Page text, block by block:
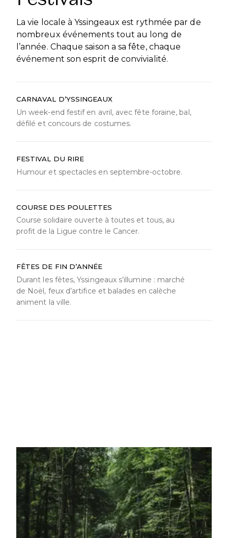
La vie locale à Yssingeaux est rythmée par de
nombreux événements tout au long de
l’année. Chaque saison a sa fête, chaque
événement son esprit de convivialité.
CARNAVAL D’YSSINGEAUX
Un week-end festif en avril, avec fête foraine, bal,
défilé et concours de costumes.
FESTIVAL DU RIRE
Humour et spectacles en septembre-octobre.
COURSE DES POULETTES
Course solidaire ouverte à toutes et tous, au
profit de la Ligue contre le Cancer.
FÊTES DE FIN D’ANNÉE
Durant les fêtes, Yssingeaux s’illumine : marché
de Noël, feux d’artifice et balades en calèche
animent la ville.